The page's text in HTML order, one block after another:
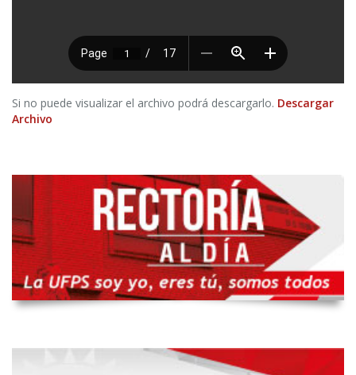
Si no puede visualizar el archivo podrá descargarlo. Descargar
Archivo